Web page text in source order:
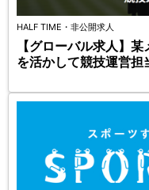
HALF TIME・非公開求人
【グローバル求人】
を活かして競技運営担